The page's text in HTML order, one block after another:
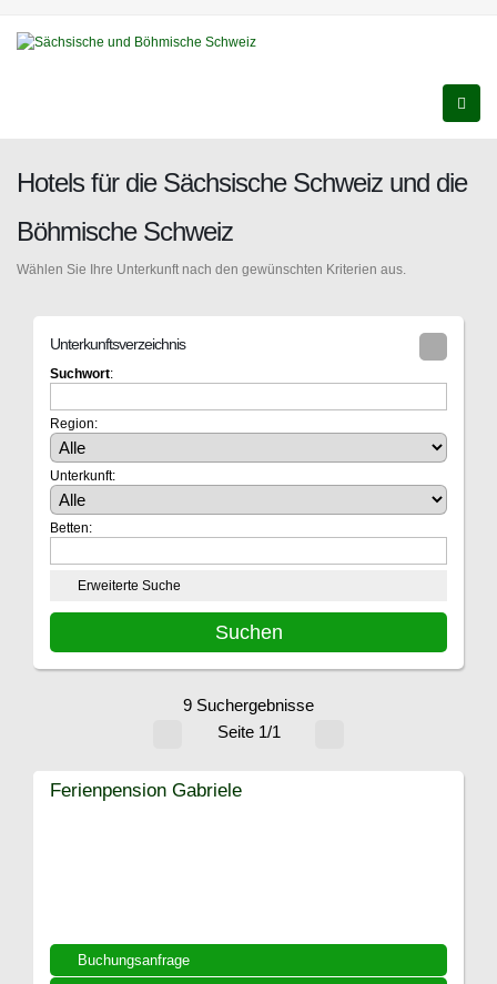
Hotels für die Sächsische Schweiz und die
Böhmische Schweiz
Wählen Sie Ihre Unterkunft nach den gewünschten Kriterien aus.
Unterkunftsverzeichnis
Suchwort:
Region:
Unterkunft:
Betten:
Erweiterte Suche
9 Suchergebnisse
Seite 1/1
Buchungsanfrage
Ferienpension Gabriele